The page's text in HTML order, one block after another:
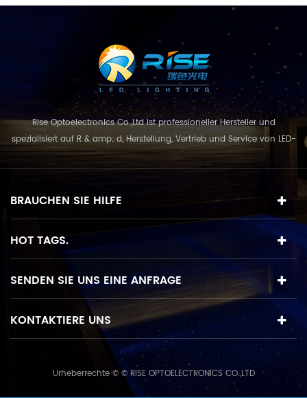
Rise Optoelectronics Co.,Ltd ist professioneller Hersteller und
spezialisiert auf R & amp; d, Herstellung, Vertrieb und Service von LED-
Beleuchtungsprodukte, mit einer breiten Auswahl an
Beleuchtungseinheiten für Wohn-, Gewerbe-, und
"Qualität zuerst, Service in erster Linie", kombinie...
BRAUCHEN SIE HILFE
HOT TAGS.
SENDEN SIE UNS EINE ANFRAGE
KONTAKTIERE UNS
Urheberrechte © © RISE OPTOELECTRONICS CO.,LTD